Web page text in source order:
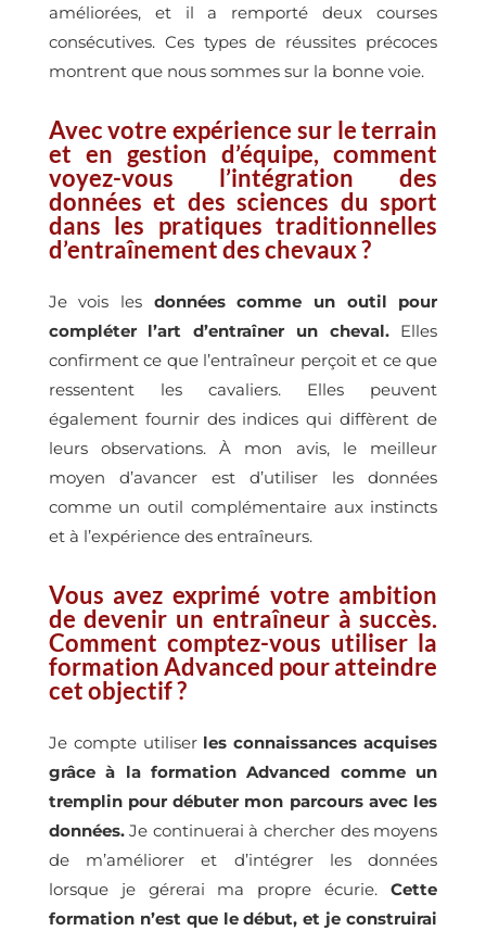
améliorées, et il a remporté deux courses
consécutives. Ces types de réussites précoces
montrent que nous sommes sur la bonne voie.
Avec votre expérience sur le terrain
et en gestion d’équipe, comment
voyez-vous l’intégration des
données et des sciences du sport
dans les pratiques traditionnelles
d’entraînement des chevaux ?
Je vois les données comme un outil pour
compléter l’art d’entraîner un cheval.Elles
confirment ce que l’entraîneur perçoit et ce que
ressentent les cavaliers. Elles peuvent
également fournir des indices qui diffèrent de
leurs observations. À mon avis, le meilleur
moyen d’avancer est d’utiliser les données
comme un outil complémentaire aux instincts
et à l’expérience des entraîneurs.
Vous avez exprimé votre ambition
de devenir un entraîneur à succès.
Comment comptez-vous utiliser la
formation Advanced pour atteindre
cet objectif ?
Je compte utiliserles connaissances acquises
grâce à la formation Advanced comme un
tremplin pour débuter mon parcours avec les
données.Je continuerai à chercher des moyens
de m’améliorer et d’intégrer les données
lorsque je gérerai ma propre écurie.Cette
formation n’est que le début, et je construirai